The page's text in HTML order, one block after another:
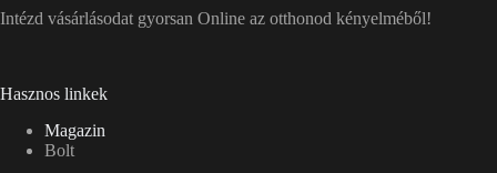
Intézd vásárlásodat gyorsan Online az otthonod kényelméből!
Hasznos linkek
Magazin
Bolt